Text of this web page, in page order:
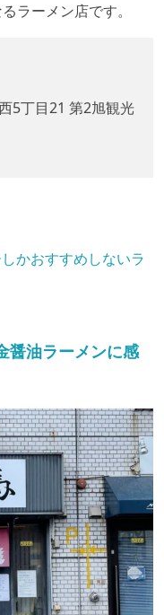
ラーメン店です。
5丁目21 第2旭観光
かおすすめしないラ
醤油ラーメンに感